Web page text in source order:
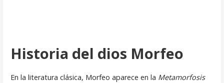
Historia del dios Morfeo
En la literatura clásica, Morfeo aparece en la Metamorfosis